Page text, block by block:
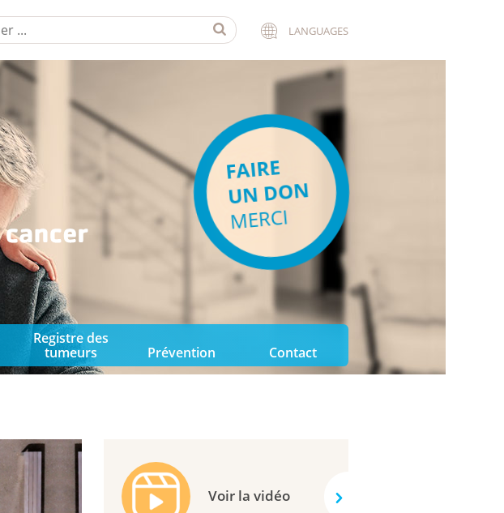
LANGUAGES
FAIRE
UN DON
MERCI
Registre des
tumeurs
Prévention Contact
Voir la vidéo